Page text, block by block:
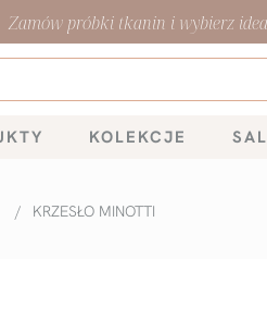
Zamów próbki tkanin i wybierz
KOLEKCJE
/ KRZESŁO MINOTTI